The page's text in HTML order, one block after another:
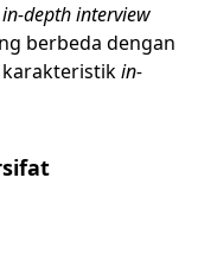
in-depth interview
berbeda dengan
karakteristikin-